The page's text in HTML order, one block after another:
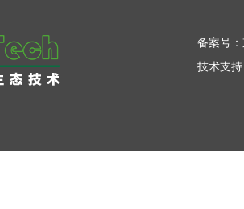
备案号：
技术支